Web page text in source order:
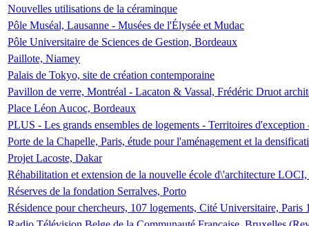
Nouvelles utilisations de la céraminque
Pôle Muséal, Lausanne - Musées de l'Élysée et Mudac
Pôle Universitaire de Sciences de Gestion, Bordeaux
Paillote, Niamey
Palais de Tokyo, site de création contemporaine
Pavillon de verre, Montréal - Lacaton & Vassal, Frédéric Druot
Place Léon Aucoc, Bordeaux
PLUS - Les grands ensembles de logements - Territoires
Porte de la Chapelle, Paris, étude pour l'aménagement et la
Projet Lacoste, Dakar
Réhabilitation et extension de la nouvelle école d\'architecture
Réserves de la fondation Serralves, Porto
Résidence pour chercheurs, 107 logements, Cité Universitaire, Paris